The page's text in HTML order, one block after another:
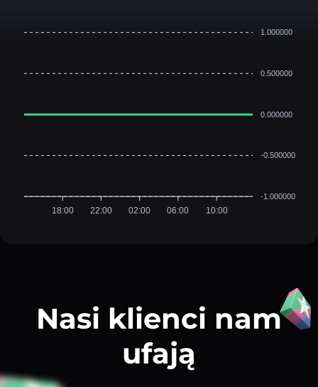
1.000000
0.500000
0.000000
-0.500000
-1.000000
18:00 22:00 02:00 06:00 10:00
Nasi klienci nam
ufają